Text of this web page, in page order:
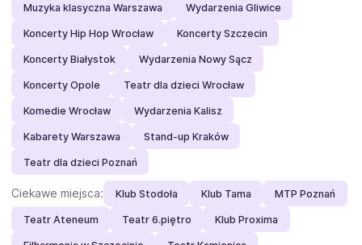
Muzyka klasyczna Warszawa Wydarzenia Gliwice
Koncerty Hip Hop Wrocław Koncerty Szczecin
Koncerty Białystok Wydarzenia Nowy Sącz
Koncerty Opole Teatr dla dzieci Wrocław
Komedie Wrocław Wydarzenia Kalisz
Kabarety Warszawa Stand-up Kraków
Teatr dla dzieci Poznań
Ciekawe miejsca: Klub Stodoła Klub Tama MTP Poznań
Teatr Ateneum Teatr 6.piętro Klub Proxima